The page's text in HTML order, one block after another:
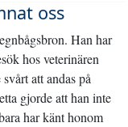
oss
Han har
hos veterinären
att andas på
gjorde att han inte
har känt honom